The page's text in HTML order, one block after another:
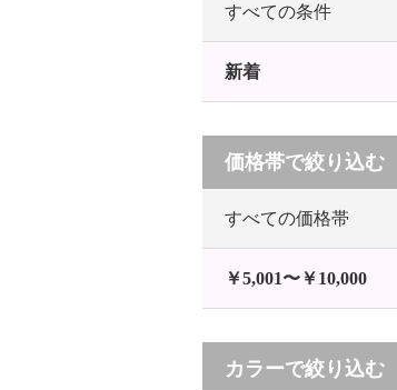
すべての条件
新着
価格帯で絞り込む
すべての価格帯
￥5,001〜￥10,000
カラーで絞り込む